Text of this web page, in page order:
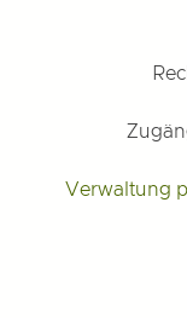
Verwaltung